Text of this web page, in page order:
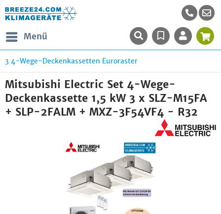
Menü
3 4-Wege-Deckenkassetten Euroraster
Mitsubishi Electric Set 4-Wege-
Deckenkassette 1,5 kW 3 x SLZ-M15FA
+ SLP-2FALM + MXZ-3F54VF4 - R32